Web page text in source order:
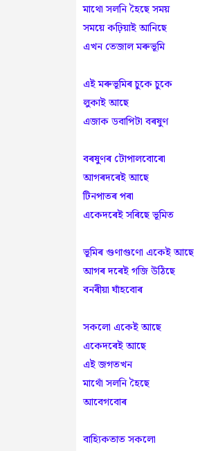
মাথো সলনি হৈছে সময়
সময়ে কঢ়িয়াই আনিছে
এখন তেজাল মৰুভূমি
এই মৰুভূমিৰ চুকে চুকে
লুকাই আছে
এজাক ডবাপিটা বৰষুণ
বৰষুণৰ টোপালবোৰো
আগৰদৰেই আছে
টিনপাতৰ পৰা
একেদৰেই সৰিছে ভূমিত
ভূমিৰ গুণাগুণো একেই আছে
আগৰ দৰেই গজি উঠিছে
বনৰীয়া ঘাঁহবোৰ
সকলো একেই আছে
একেদৰেই আছে
এই জগতখন
মাথোঁ সলনি হৈছে
আবেগবোৰ
বাহ্যিকতাত সকলো